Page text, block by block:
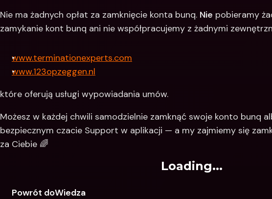
Nie ma żadnych opłat za zamknięcie konta bunq. Nie pobieramy
zamykanie kont bunq ani nie współpracujemy z żadnymi
www.terminationexperts.com
www.123opzeggen.nl
które oferują usługi wypowiadania umów.
Możesz w każdej chwili samodzielnie zamknąć swoje konto bunq
bezpiecznym czacie Support w aplikacji — a my zajmiemy się
za Ciebie 🌈
Loading...
Powrót doWiedza